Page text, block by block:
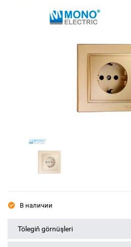
В наличии
Tölegiň görnüşleri